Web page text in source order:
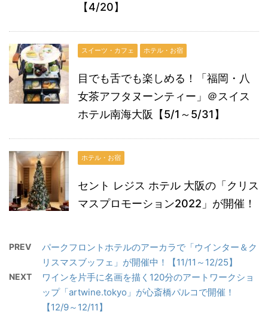
【4/20】
スイーツ・カフェ ホテル・お宿
目でも舌でも楽しめる！「福岡・八
女茶アフタヌーンティー」＠スイス
ホテル南海大阪【5/1～5/31】
ホテル・お宿
セント レジス ホテル 大阪の「クリス
マスプロモーション2022」が開催！
PREV
パークフロントホテルのアーカラで「ウインター＆ク
リスマスブッフェ」が開催中！【11/11～12/25】
NEXT
ワインを片手に名画を描く120分のアートワークショ
ップ「artwine.tokyo」が心斎橋パルコで開催！
【12/9～12/11】